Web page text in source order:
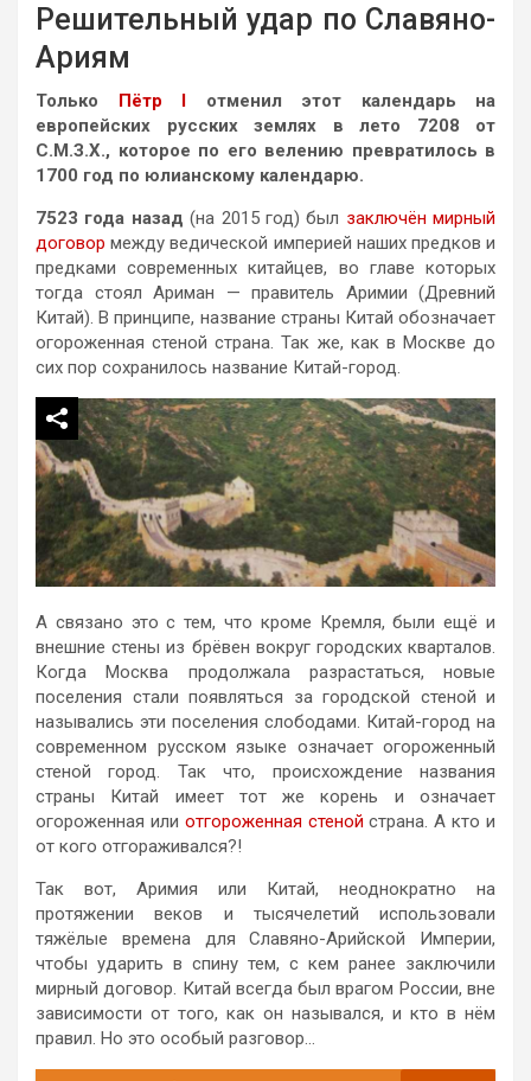
Решительный удар по Славяно-
Ариям
Только Пётр I отменил этот календарь на
европейских русских землях в лето 7208 от
С.М.З.Х., которое по его велению превратилось в
1700 год по юлианскому календарю.
7523 года назад (на 2015 год) был заключён мирный
договор между ведической империей наших предков и
предками современных китайцев, во главе которых
тогда стоял Ариман — правитель Аримии (Древний
Китай). В принципе, название страны Китай обозначает
огороженная стеной страна. Так же, как в Москве до
сих пор сохранилось название Китай-город.
А связано это с тем, что кроме Кремля, были ещё и
внешние стены из брёвен вокруг городских кварталов.
Когда Москва продолжала разрастаться, новые
поселения стали появляться за городской стеной и
назывались эти поселения слободами. Китай-город на
современном русском языке означает огороженный
стеной город. Так что, происхождение названия
страны Китай имеет тот же корень и означает
огороженная или отгороженная стеной страна. А кто и
от кого отгораживался?!
Так вот, Аримия или Китай, неоднократно на
протяжении веков и тысячелетий использовали
тяжёлые времена для Славяно-Арийской Империи,
чтобы ударить в спину тем, с кем ранее заключили
мирный договор. Китай всегда был врагом России, вне
зависимости от того, как он назывался, и кто в нём
правил. Но это особый разговор…